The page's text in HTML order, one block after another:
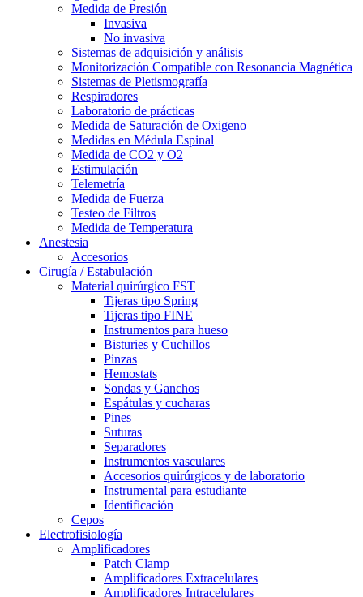
Medida de Presión
Invasiva
No invasiva
Sistemas de adquisición y análisis
Monitorización Compatible con Resonancia Magnética
Sistemas de Pletismografía
Respiradores
Laboratorio de prácticas
Medida de Saturación de Oxigeno
Medidas en Médula Espinal
Medida de CO2 y O2
Estimulación
Telemetría
Medida de Fuerza
Testeo de Filtros
Medida de Temperatura
Anestesia
Accesorios
Cirugía / Estabulación
Material quirúrgico FST
Tijeras tipo Spring
Tijeras tipo FINE
Instrumentos para hueso
Bisturies y Cuchillos
Pinzas
Hemostats
Sondas y Ganchos
Espátulas y cucharas
Pines
Suturas
Separadores
Instrumentos vasculares
Accesorios quirúrgicos y de laboratorio
Instrumental para estudiante
Identificación
Cepos
Electrofisiología
Amplificadores
Patch Clamp
Amplificadores Extracelulares
Amplificadores Intracelulares